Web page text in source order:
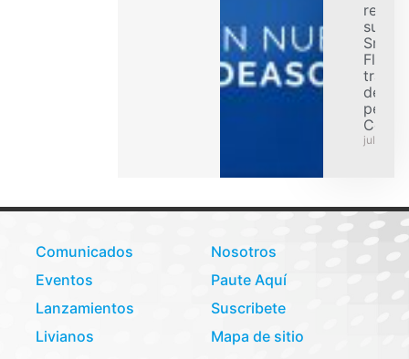
su
Smart
Flex
de
julio 31,
Comunicados
Eventos
Lanzamientos
Livianos
Nosotros
Paute Aquí
Suscribete
Mapa de sitio